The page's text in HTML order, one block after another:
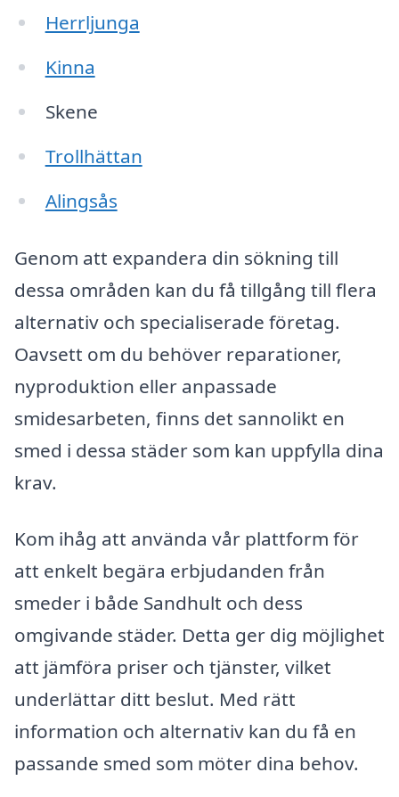
Herrljunga
Kinna
Skene
Trollhättan
Alingsås
Genom att expandera din sökning till
dessa områden kan du få tillgång till flera
alternativ och specialiserade företag.
Oavsett om du behöver reparationer,
nyproduktion eller anpassade
smidesarbeten, finns det sannolikt en
smed i dessa städer som kan uppfylla dina
krav.
Kom ihåg att använda vår plattform för
att enkelt begära erbjudanden från
smeder i både Sandhult och dess
omgivande städer. Detta ger dig möjlighet
att jämföra priser och tjänster, vilket
underlättar ditt beslut. Med rätt
information och alternativ kan du få en
passande smed som möter dina behov.